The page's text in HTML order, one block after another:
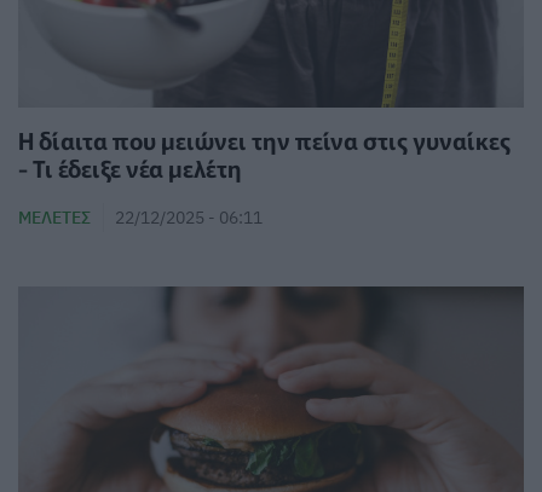
Η δίαιτα που μειώνει την πείνα στις γυναίκες
- Τι έδειξε νέα μελέτη
ΜΕΛΈΤΕΣ 22/12/2025 - 06:11